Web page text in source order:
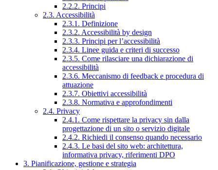
2.2.2. Principi
2.3. Accessibilità
2.3.1. Definizione
2.3.2. Accessibilità by design
2.3.3. Principi per l’accessibilità
2.3.4. Linee guida e criteri di successo
2.3.5. Come rilasciare una dichiarazione di
accessibilità
2.3.6. Meccanismo di feedback e procedura di
attuazione
2.3.7. Obiettivi accessibilità
2.3.8. Normativa e approfondimenti
2.4. Privacy
2.4.1. Come rispettare la privacy sin dalla
progettazione di un sito o servizio digitale
2.4.2. Richiedi il consenso quando necessario
2.4.3. Le basi del sito web: architettura,
informativa privacy, riferimenti DPO
3. Pianificazione, gestione e strategia